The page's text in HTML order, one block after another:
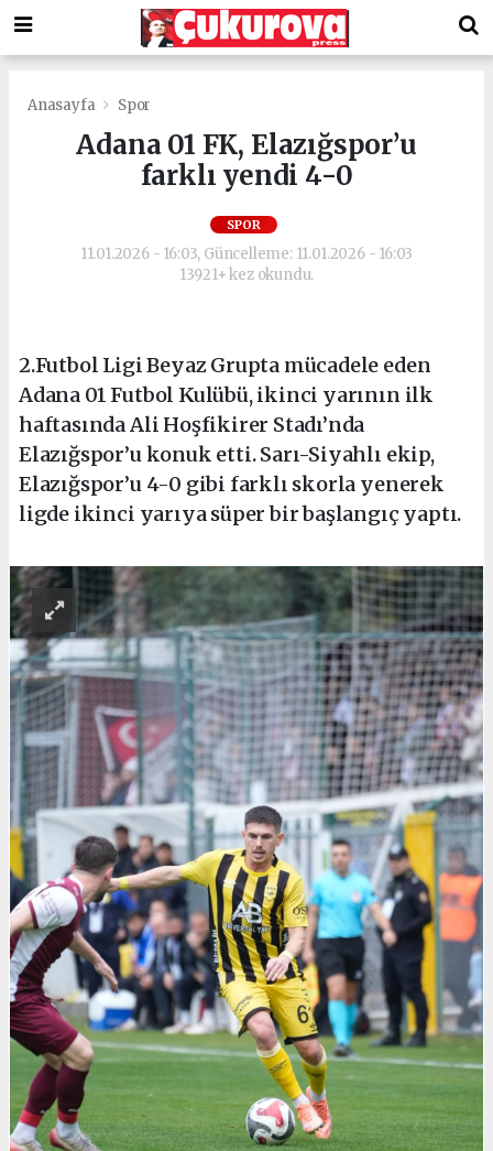
Anasayfa Spor
Adana 01 FK, Elazığspor’u
farklı yendi 4-0
SPOR
11.01.2026 - 16:03, Güncelleme: 11.01.2026 - 16:03
13921+ kez okundu.
2.Futbol Ligi Beyaz Grupta mücadele eden
Adana 01 Futbol Kulübü, ikinci yarının ilk
haftasında Ali Hoşfikirer Stadı’nda
Elazığspor’u konuk etti. Sarı-Siyahlı ekip,
Elazığspor’u 4-0 gibi farklı skorla yenerek
ligde ikinci yarıya süper bir başlangıç yaptı.